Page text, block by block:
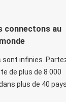
connectons au
monde
sont infinies.
de plus de 8 000
plus de 40 pays.